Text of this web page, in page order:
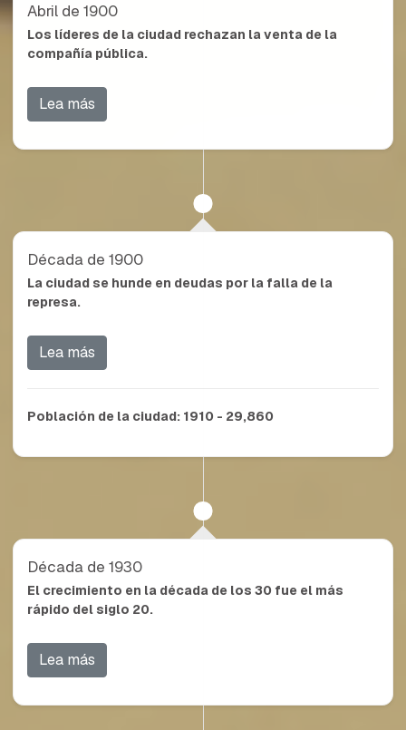
Abril de 1900
Los líderes de la ciudad rechazan la venta de la
compañía pública.
Lea más
Década de 1900
La ciudad se hunde en deudas por la falla de la
represa.
Lea más
Población de la ciudad: 1910 - 29,860
Década de 1930
El crecimiento en la década de los 30 fue el más
rápido del siglo 20.
Lea más